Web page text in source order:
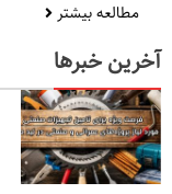
مطالعه بیشتر
آخرین خبرها